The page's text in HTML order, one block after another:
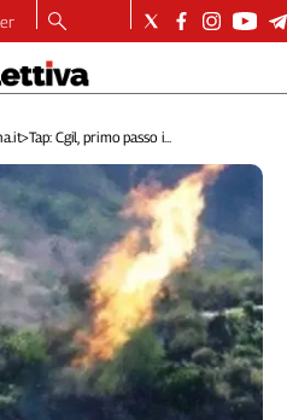
>Tap: Cgil, primo passo i...